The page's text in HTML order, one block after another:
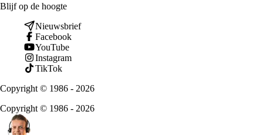
Blijf op de hoogte
Nieuwsbrief
Facebook
YouTube
Instagram
TikTok
Copyright © 1986 - 2026
Copyright © 1986 - 2026